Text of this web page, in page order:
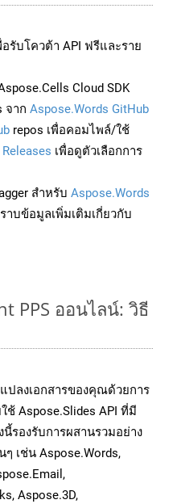
อรับโควต้า API ฟรีและราย
Cloud SDK
จาก Aspose.Words GitHub
repos เพื่อคอมไพล์/ใช้
Releases เพื่อดูตัวเลือกการ
สำหรับ Aspose.Words
าบข้อมูลเพิ่มเติมเกี่ยวกับ
PPS ออนไลน์: วิธี
ปลงเอกสารของคุณด้วยการ
ช้ Aspose.Slides API ที่มี
รองรับการผสานรวมอย่าง
เช่น Aspose.Words,
Aspose.3D,